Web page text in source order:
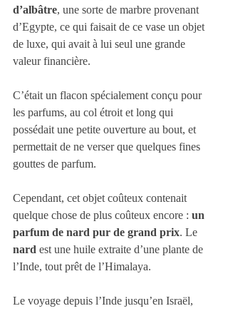
d’albâtre, une sorte de marbre provenant
d’Egypte, ce qui faisait de ce vase un objet
de luxe, qui avait à lui seul une grande
valeur financière.
C’était un flacon spécialement conçu pour
les parfums, au col étroit et long qui
possédait une petite ouverture au bout, et
permettait de ne verser que quelques fines
gouttes de parfum.
Cependant, cet objet coûteux contenait
quelque chose de plus coûteux encore : un
parfum de nard pur de grand prix. Le
nard est une huile extraite d’une plante de
l’Inde, tout prêt de l’Himalaya.
Le voyage depuis l’Inde jusqu’en Israël,